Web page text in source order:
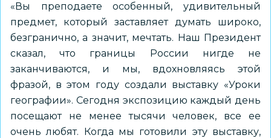
«Вы преподаете особенный, удивительный
предмет, который заставляет думать широко,
безгранично, а значит, мечтать. Наш Президент
сказал, что границы России нигде не
заканчиваются, и мы, вдохновляясь этой
фразой, в этом году создали выставку «Уроки
географии». Сегодня экспозицию каждый день
посещают не менее тысячи человек, все ее
очень любят. Когда мы готовили эту выставку,